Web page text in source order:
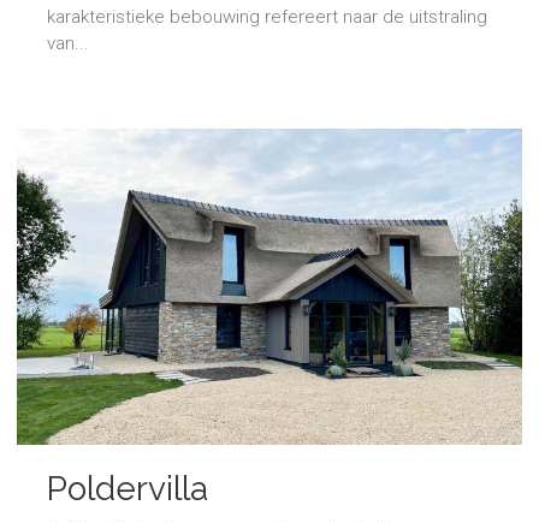
karakteristieke bebouwing refereert naar de uitstraling
van...
Poldervilla